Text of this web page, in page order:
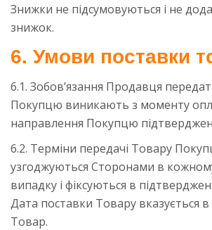
Знижки не підсумовуються і не
знижок.
6. Умови поставки
6.1. Зобов’язання Продавця
Покупцю виникають з моменту
направлення Покупцю
6.2. Терміни передачі Товару
узгоджуються Сторонами в
випадку і фіксуються в
Дата поставки Товару вказується
Товар.